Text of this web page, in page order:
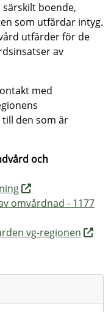
boende,
som utfärdar intyg.
utfärder för de
av
med
den som är
och
omvårdnad - 1177
vg-regionen